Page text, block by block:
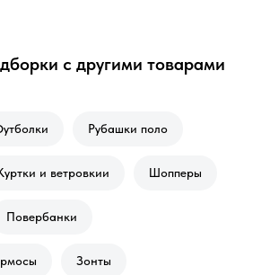
с другими товарами
Рубашки поло
и ветровкии Шопперы
Повербанки
Зонты